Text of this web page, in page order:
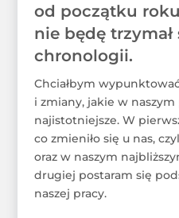
od początku
nie będę
chronologii.
Chciałbym
i zmiany, jakie w
najistotniejsze. W
co zmieniło się u nas,
oraz w naszym
drugiej postaram się
naszej pracy.